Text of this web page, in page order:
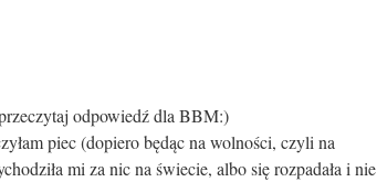
odpowiedź dla BBM:)
piec (dopiero będąc na wolności, czyli na
mi za nic na świecie, albo się rozpadała i nie